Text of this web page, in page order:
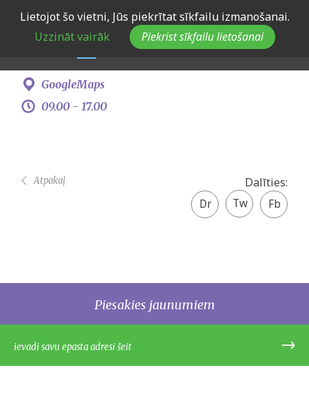
Lietojot šo vietni, Jūs piekrītat sīkfailu izmanošanai.
Uzzināt vairāk
Piekrist sīkfailu lietošanai
EJD vēstnieku apmācības
GoogleMaps
15. oktobris -
09.00 - 17.00
Dalīties:
Facebook
share
Twitter
Atpakaļ
Piesakies jaunumiem